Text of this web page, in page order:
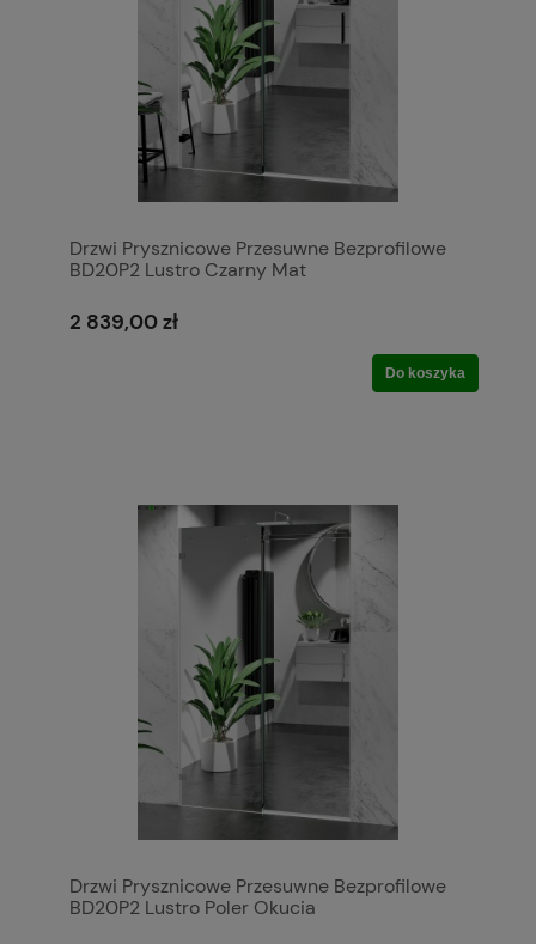
Drzwi Prysznicowe Przesuwne Bezprofilowe
BD20P2 Lustro Czarny Mat
2 839,00 zł
Do koszyka
Drzwi Prysznicowe Przesuwne Bezprofilowe
BD20P2 Lustro Poler Okucia